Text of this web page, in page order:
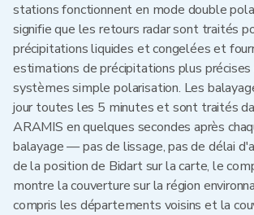
stations fonctionnent en mode double
signifie que les retours radar sont traités
précipitations liquides et congelées et
estimations de précipitations plus
systèmes simple polarisation. Les
jour toutes les 5 minutes et sont traités
ARAMIS en quelques secondes après
balayage — pas de lissage, pas de délai
de la position de Bidart sur la carte, le
montre la couverture sur la région
compris les départements voisins et la